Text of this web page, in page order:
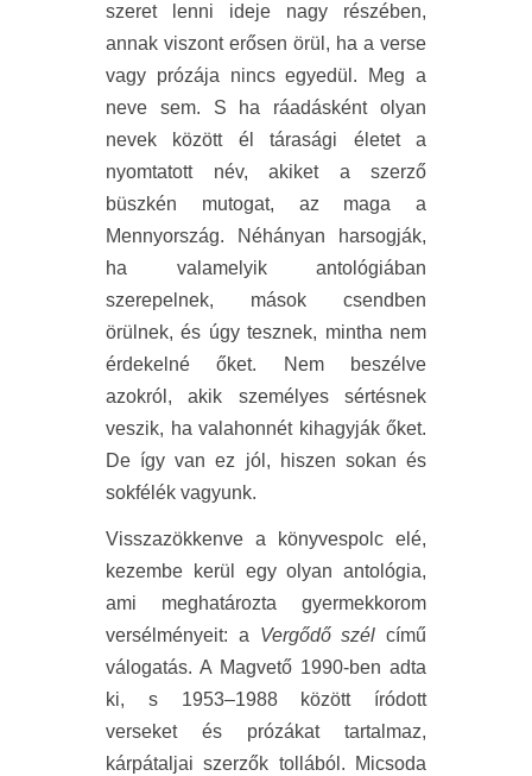
szeret lenni ideje nagy részében,
annak viszont erősen örül, ha a verse
vagy prózája nincs egyedül. Meg a
neve sem. S ha ráadásként olyan
nevek között él tárasági életet a
nyomtatott név, akiket a szerző
büszkén mutogat, az maga a
Mennyország. Néhányan harsogják,
ha valamelyik antológiában
szerepelnek, mások csendben
örülnek, és úgy tesznek, mintha nem
érdekelné őket. Nem beszélve
azokról, akik személyes sértésnek
veszik, ha valahonnét kihagyják őket.
De így van ez jól, hiszen sokan és
sokfélék vagyunk.
Visszazökkenve a könyvespolc elé,
kezembe kerül egy olyan antológia,
ami meghatározta gyermekkorom
versélményeit: a Vergődő szél című
válogatás. A Magvető 1990-ben adta
ki, s 1953–1988 között íródott
verseket és prózákat tartalmaz,
kárpátaljai szerzők tollából. Micsoda